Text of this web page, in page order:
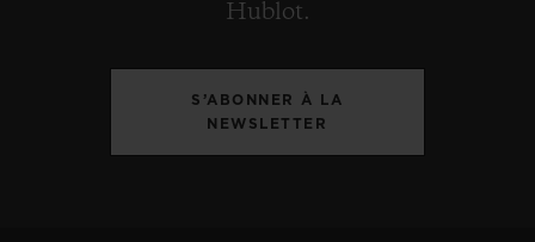
Hublot.
S’ABONNER À LA
NEWSLETTER